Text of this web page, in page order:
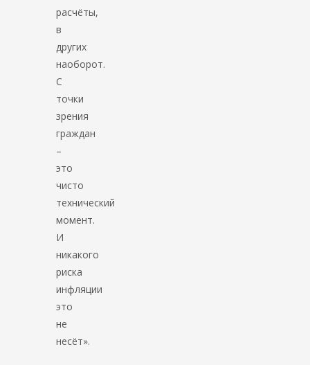
расчёты,
в
других
наоборот.
С
точки
зрения
граждан
–
это
чисто
технический
момент.
И
никакого
риска
инфляции
это
не
несёт».